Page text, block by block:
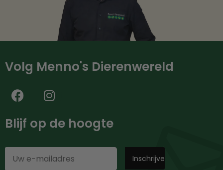
Volg Menno's Dierenwereld
Blijf op de hoogte